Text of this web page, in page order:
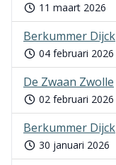
11 maart 2026
Berkummer Dijck
04 februari 2026
De Zwaan Zwolle
02 februari 2026
Berkummer Dijck
30 januari 2026